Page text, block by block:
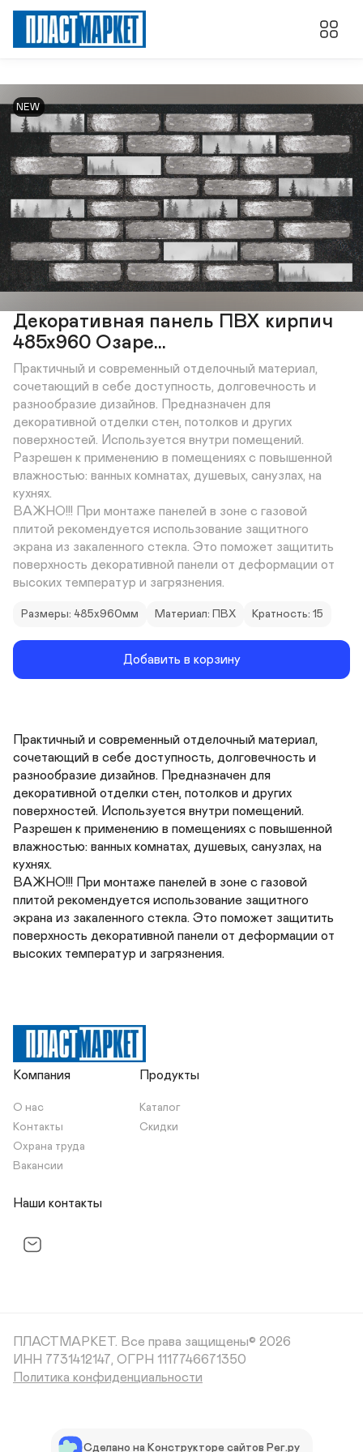
NEW
Декоративная панель ПВХ кирпич
485х960 Озаре...
Практичный и современный отделочный материал,
сочетающий в себе доступность, долговечность и
разнообразие дизайнов. Предназначен для
декоративной отделки стен, потолков и других
поверхностей. Используется внутри помещений.
Разрешен к применению в помещениях с повышенной
влажностью: ванных комнатах, душевых, санузлах, на
кухнях.
ВАЖНО!!! При монтаже панелей в зоне с газовой
плитой рекомендуется использование защитного
экрана из закаленного стекла. Это поможет защитить
поверхность декоративной панели от деформации от
высоких температур и загрязнения.
Размеры: 485х960мм Материал: ПВХ Кратность: 15
Добавить в корзину
Практичный и современный отделочный материал,
сочетающий в себе доступность, долговечность и
разнообразие дизайнов. Предназначен для
декоративной отделки стен, потолков и других
поверхностей. Используется внутри помещений.
Разрешен к применению в помещениях с повышенной
влажностью: ванных комнатах, душевых, санузлах, на
кухнях.
ВАЖНО!!! При монтаже панелей в зоне с газовой
плитой рекомендуется использование защитного
экрана из закаленного стекла. Это поможет защитить
поверхность декоративной панели от деформации от
высоких температур и загрязнения.
Компания
О нас
Контакты
Охрана труда
Вакансии
Продукты
Каталог
Скидки
Наши контакты
ПЛАСТМАРКЕТ. Все права защищены© 2026
ИНН 7731412147, ОГРН 1117746671350
Политика конфиденциальности
Сделано на Конструкторе сайтов Рег.ру